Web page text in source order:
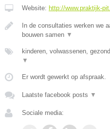
Website: http://www.praktijk-
In de consultaties werken we
bouwen samen ▼
kinderen, volwassenen,
▼
Er wordt gewerkt op afspraak.
Laatste facebook posts ▼
Sociale media: